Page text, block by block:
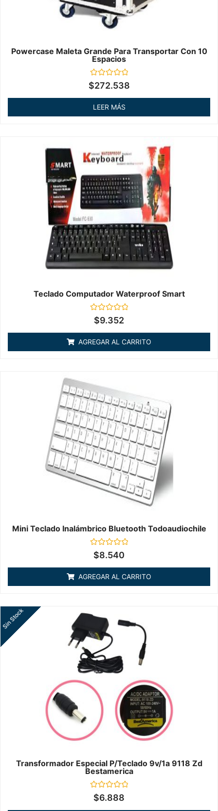
Powercase Maleta Grande Para Transportar Con 10
Espacios
Valorado
en
de
$272.538
LEER MÁS
Teclado Computador Waterproof Smart
Valorado
en
de
5
$9.352
AGREGAR AL CARRITO
Mini Teclado Inalámbrico Bluetooth Todoaudiochile
Valorado
en
de
5
$8.540
AGREGAR AL CARRITO
Transformador Especial P/teclado 9v/1a 9118 Zd
Bestamerica
Valorado
en
Sin Stock
$6.888